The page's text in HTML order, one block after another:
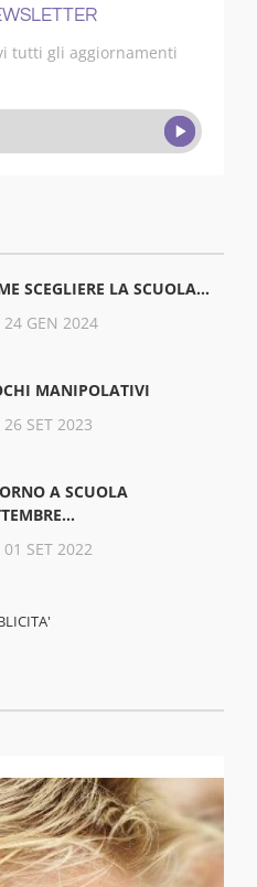
tutti gli aggiornamenti
SCEGLIERE LA SCUOLA...
24 GEN 2024
MANIPOLATIVI
26 SET 2023
A SCUOLA
01 SET 2022